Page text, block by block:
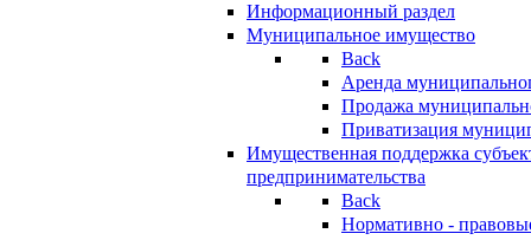
Информационный раздел
Муниципальное имущество
Back
Аренда
Продажа
Приватизация
Имущественная поддержка
предпринимательства
Back
Нормативно -